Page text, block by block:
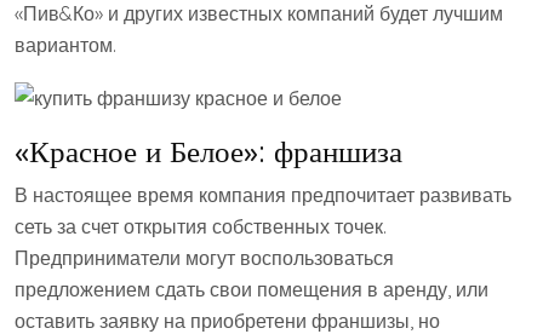
«Пив&Ко» и других известных компаний будет лучшим
вариантом.
«Красное и Белое»: франшиза
В настоящее время компания предпочитает развивать
сеть за счет открытия собственных точек.
Предприниматели могут воспользоваться
предложением сдать свои помещения в аренду, или
оставить заявку на приобретени франшизы, но